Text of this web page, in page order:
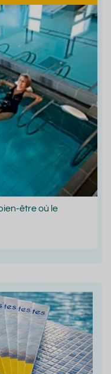
être où le